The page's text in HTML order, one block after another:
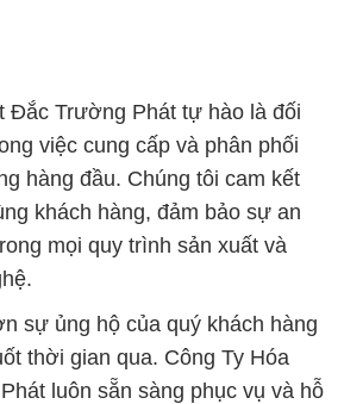
Đắc Trường Phát tự hào là đối
việc cung cấp và phân phối
hàng đầu. Chúng tôi cam kết
khách hàng, đảm bảo sự an
mọi quy trình sản xuất và
sự ủng hộ của quý khách hàng
thời gian qua. Công Ty Hóa
luôn sẵn sàng phục vụ và hỗ